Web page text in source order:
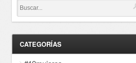
CATEGORÍAS